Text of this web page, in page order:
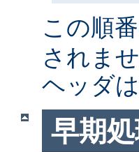
この順
されま
ヘッダ
早期